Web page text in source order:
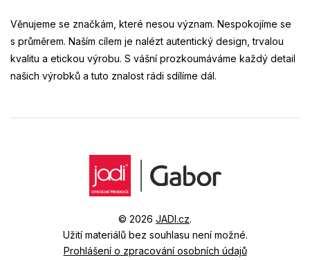
Věnujeme se značkám, které nesou význam. Nespokojíme se
s průměrem. Naším cílem je nalézt autentický design, trvalou
kvalitu a etickou výrobu. S vášní prozkoumáváme každý detail
našich výrobků a tuto znalost rádi sdílíme dál.
© 2026 JADI.cz.
Užití materiálů bez souhlasu není možné.
Prohlášení o zpracování osobních údajů